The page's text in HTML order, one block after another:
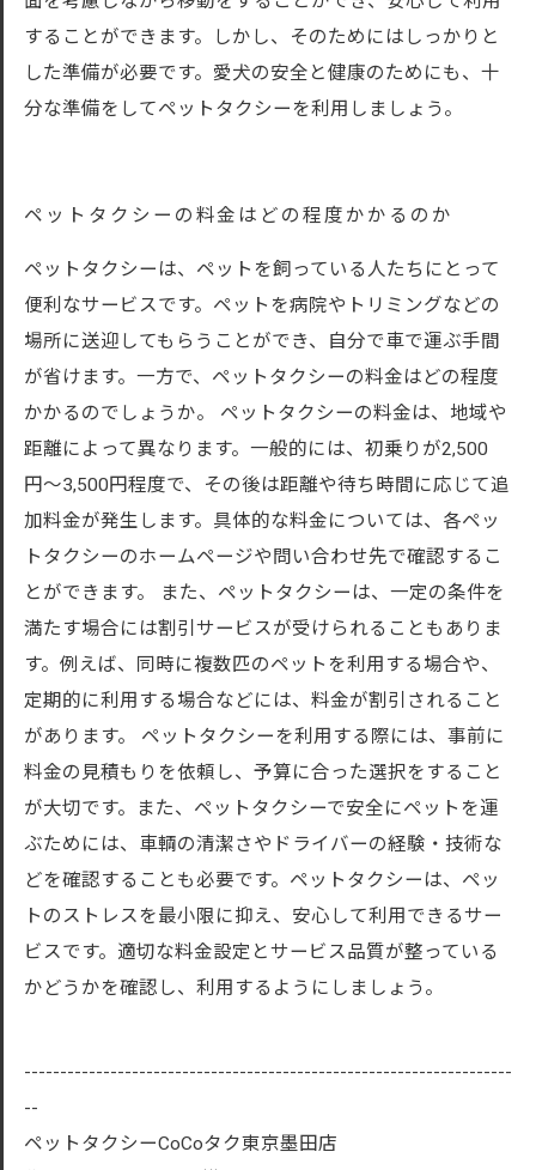
することができます。しかし、そのためにはしっかりと
した準備が必要です。愛犬の安全と健康のためにも、十
分な準備をしてペットタクシーを利用しましょう。
ペットタクシーの料金はどの程度かかるのか
ペットタクシーは、ペットを飼っている人たちにとって
便利なサービスです。ペットを病院やトリミングなどの
場所に送迎してもらうことができ、自分で車で運ぶ手間
が省けます。一方で、ペットタクシーの料金はどの程度
かかるのでしょうか。 ペットタクシーの料金は、地域や
距離によって異なります。一般的には、初乗りが2,500
円〜3,500円程度で、その後は距離や待ち時間に応じて追
加料金が発生します。具体的な料金については、各ペッ
トタクシーのホームページや問い合わせ先で確認するこ
とができます。 また、ペットタクシーは、一定の条件を
満たす場合には割引サービスが受けられることもありま
す。例えば、同時に複数匹のペットを利用する場合や、
定期的に利用する場合などには、料金が割引されること
があります。 ペットタクシーを利用する際には、事前に
料金の見積もりを依頼し、予算に合った選択をすること
が大切です。また、ペットタクシーで安全にペットを運
ぶためには、車輌の清潔さやドライバーの経験・技術な
どを確認することも必要です。ペットタクシーは、ペッ
トのストレスを最小限に抑え、安心して利用できるサー
ビスです。適切な料金設定とサービス品質が整っている
かどうかを確認し、利用するようにしましょう。
--------------------------------------------------------------------
--
ペットタクシーCoCoタク東京墨田店